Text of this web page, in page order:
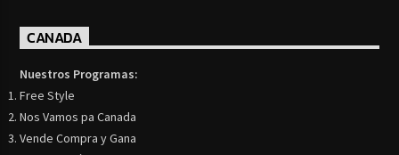
CANADA
Nuestros Programas:
Free Style
Nos Vamos pa Canada
Vende Compra y Gana